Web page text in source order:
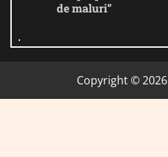
de maluri”
Copyright © 2026